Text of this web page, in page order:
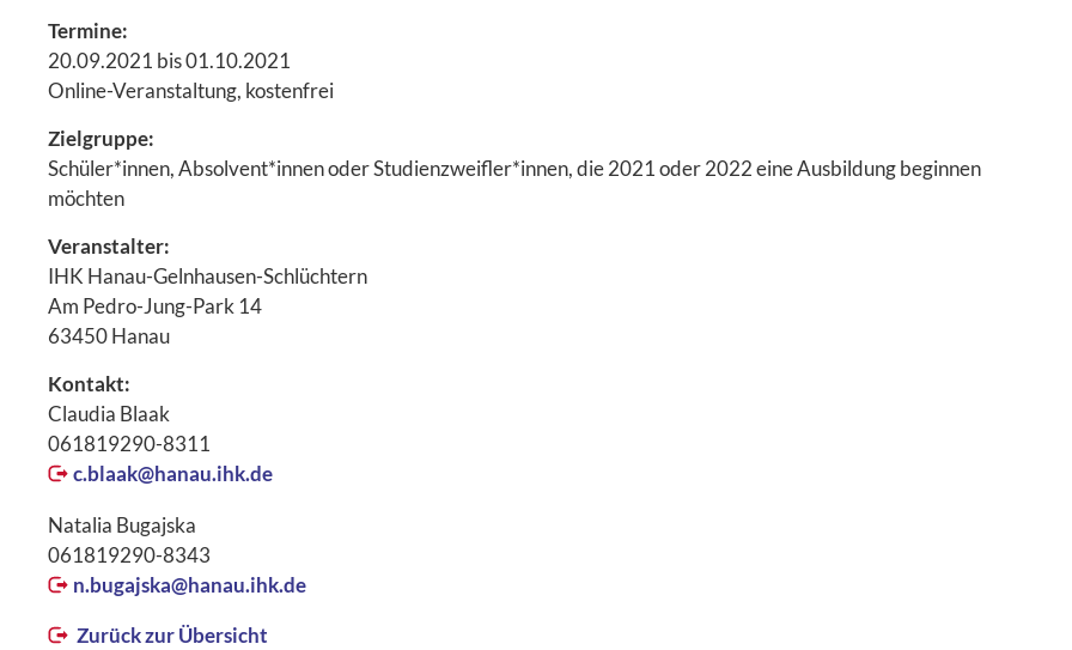
Termine:
20.09.2021 bis 01.10.2021
Online-Veranstaltung, kostenfrei
Zielgruppe:
Schüler*innen, Absolvent*innen oder Studienzweifler*innen, die 2021 oder 2022 eine Ausbildung beginnen
möchten
Veranstalter:
IHK Hanau-Gelnhausen-Schlüchtern
Am Pedro-Jung-Park 14
63450 Hanau
Kontakt:
Claudia Blaak
061819290-8311
c.blaak@hanau.ihk.de
Natalia Bugajska
061819290-8343
n.bugajska@hanau.ihk.de
Zurück zur Übersicht